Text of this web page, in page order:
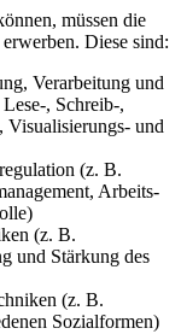
müssen die
Diese sind:
Verarbeitung und
, Schreib-,
Visualisierungs- und
(z. B.
Arbeits-
(z. B.
und Stärkung des
(z. B.
Sozialformen)